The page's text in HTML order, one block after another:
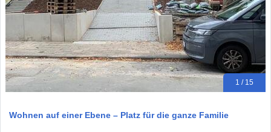
1 / 15
Wohnen auf einer Ebene – Platz für die ganze Familie